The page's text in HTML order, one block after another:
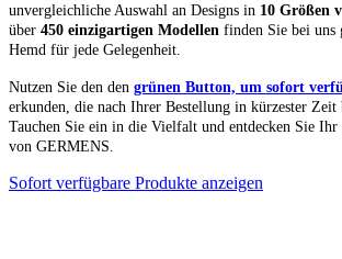
unvergleichliche Auswahl an Designs in 10 Größen
über 450 einzigartigen Modellen finden Sie bei uns
Hemd für jede Gelegenheit.
Nutzen Sie den den grünen Button, um sofort
erkunden, die nach Ihrer Bestellung in kürzester Zeit
Tauchen Sie ein in die Vielfalt und entdecken Sie Ihr
von GERMENS.
Sofort verfügbare Produkte anzeigen